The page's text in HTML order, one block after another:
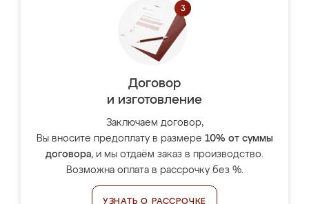
Договор
и изготовление
Заключаем договор,
Вы вносите предоплату в размере 10% от суммы
договора, и мы отдаём заказ в производство.
Возможна оплата в рассрочку без %.
УЗНАТЬ О РАССРОЧКЕ